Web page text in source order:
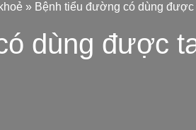
» Bệnh tiểu đường có dùng được
dùng được